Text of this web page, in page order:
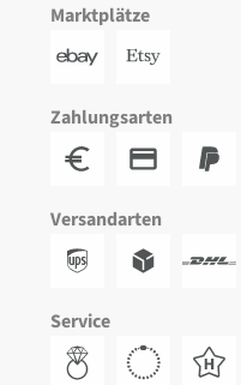
Marktplätze
Zahlungsarten
Versandarten
Service